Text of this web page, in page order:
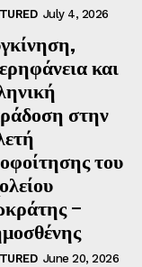
July 4, 2026
και
στην
του
–
June 20, 2026